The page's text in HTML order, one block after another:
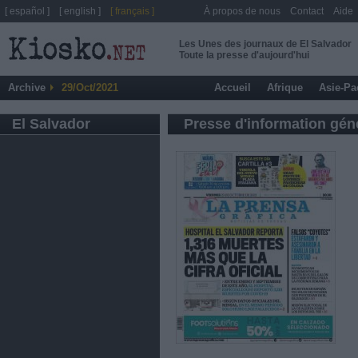
Les Unes des journaux de El Salvador
Toute la presse d'aujourd'hui
Archive 29/Oct/2021 Accueil Afrique Asie-
El Salvador Presse d'information
[ español ] [ english ] [ français ] À propos de nous Contact Aide